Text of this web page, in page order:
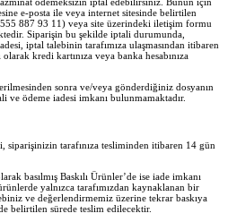
e-posta ile veya internet sitesinde belirtilen
887 93 11) veya site üzerindeki iletişim formu
Siparişin bu şekilde iptali durumunda,
iptal talebinin tarafımıza ulaşmasından itibaren
kredi kartınıza veya banka hesabınıza
sonra ve/veya gönderdiğiniz dosyanın
ve ödeme iadesi imkanı bulunmamaktadır.
siparişinizin tarafınıza tesliminden itibaren 14 gün
basılmış Baskılı Ürünler’de ise iade imkanı
yalnızca tarafımızdan kaynaklanan bir
ve değerlendirmemiz üzerine tekrar baskıya
belirtilen sürede teslim edilecektir.